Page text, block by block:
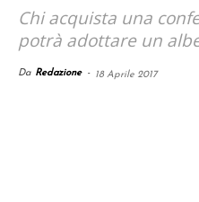
Chi acquista una
potrà adottare un
Da Redazione - 18 Aprile 2017